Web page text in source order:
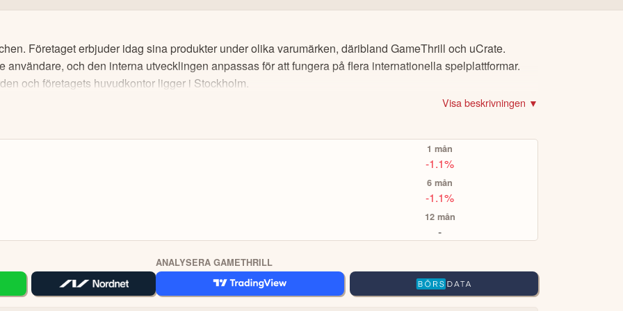
och kan därför innehålla förenklingar eller sakna viss information. Innehållet ska inte ses som investeringsråd
fullständiga kvartalsrapport innan du fattar investeringsbeslut. Historisk avkastning är ingen garanti för
de flesta betal- och kreditkorten, via banköverföring (välj Trustly) och PayPal.
lokala aktier som globala. Sök fram det instrument du vill handla (t.ex Volvo-aktien eller Bitcoin), om du vill köpa
hävstång och ta sen önskad position.
finns mycket information för att utvecklas, däribland utbildningskurser via eToro Academy, nyheter, smidiga verktyg
Företaget erbjuder idag sina produkter under olika varumärken, däribland GameThrill och uCrate.
användare, och den interna utvecklingen anpassas för att fungera på flera internationella spelplattformar.
och företagets huvudkontor ligger i Stockholm.
Visa beskrivningen ▼
1 mån
-1.1%
6 mån
-1.1%
12 mån
-
ANALYSERA GAMETHRILL